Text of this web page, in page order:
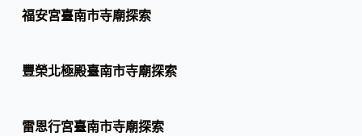
福安宮臺南市寺廟探索
豐榮北極殿臺南市寺廟探索
雷恩行宮臺南市寺廟探索